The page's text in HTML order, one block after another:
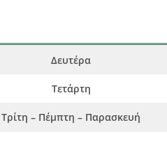
Δευτέρα
Τετάρτη
Τρίτη – Πέμπτη – Παρασκευή